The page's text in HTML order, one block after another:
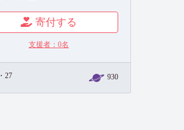
寄付する
支援者： 0名
・27 930